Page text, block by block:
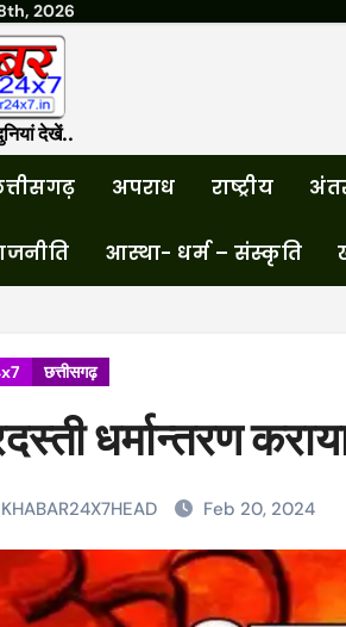
2026
देखें..
अपराध राष्ट्रीय
आस्था- धर्म – संस्कृति
छत्तीसगढ़
धर्मान्तरण
KHABAR24X7HEAD Feb 20, 2024